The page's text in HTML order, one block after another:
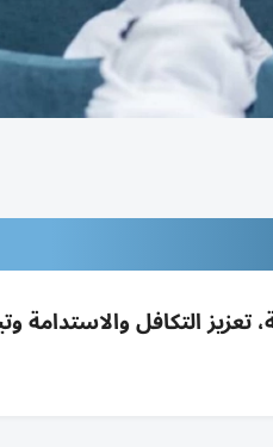
تعزيز التكافل والاستدامة